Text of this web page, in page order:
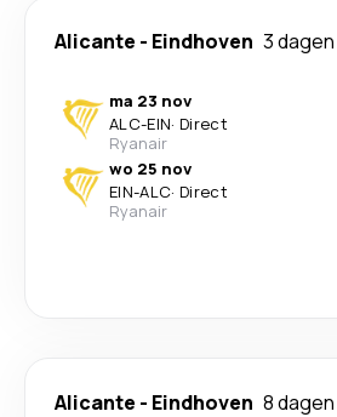
Alicante - Eindhoven 3 dagen
ma 23 nov
ALC-EIN· Direct
Ryanair
wo 25 nov
EIN-ALC· Direct
Ryanair
Alicante - Eindhoven 8 dagen